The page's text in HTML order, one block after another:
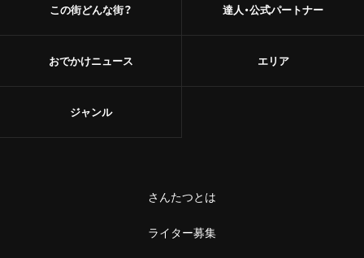
この街どんな街？
おでかけニュース
達人・公式パートナー
エリア
ジャンル
さんたつとは
ライター募集